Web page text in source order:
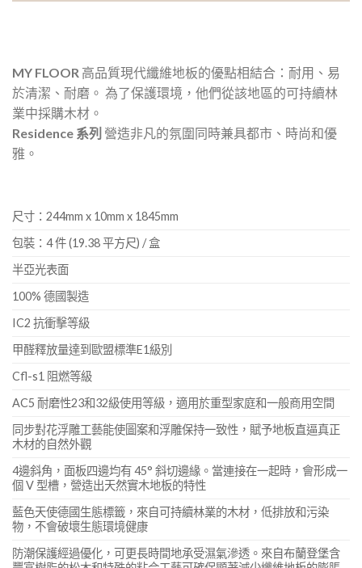
MY FLOOR 高品質現代纖維地板的優點相結合：耐用、易
於清潔、耐磨。 為了保護環境，他們從該地區的可持續林
業中採購木材。
Residence 系列 營造非凡的氛圍同時兼具都市、時尚和優
雅。
尺寸：244mm x 10mm x 1845mm
包裝：4 件 (19.38 平方尺) / 盒
半亞光表面
100% 德國製造
IC2 抗衝擊等級
甲醛釋放量達到歐盟標準E1級別
Cfl-s1 阻燃等級
AC5 耐磨性23和32級使用等級，適用於重型家庭和一般商用空間
同步對花浮雕工藝能使圖案和浮雕保持一致性，賦予地板直逼真正
木材的自然外觀
4邊斜角，面板四邊均有 45° 斜切邊緣。當連接在一起時，會形成一
個 V 型槽，營造出天然實木地板的特性
藍色天使德國生態標籤，來自可持續林業的木材，低排放和污染
物，不會破壞生態環境健康
防潮保護經過優化，可更長時間地承受濕氣滲透。來自布蘭登堡含